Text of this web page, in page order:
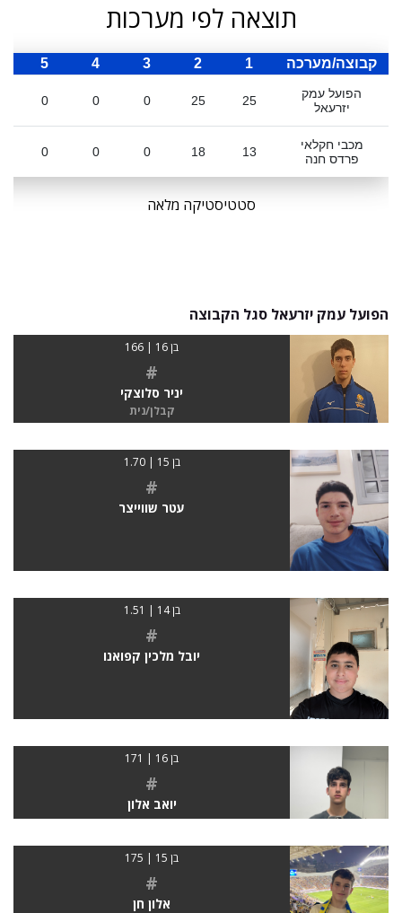
תוצאה לפי מערכות
קבוצה/מערכה 1
2
3
4
5
הפועל עמק
יזרעאל
25
25
0
0
0
מכבי חקלאי
פרדס חנה
13
18
0
0
0
סטטיסטיקה מלאה
הפועל עמק יזרעאל סגל הקבוצה
בן 16 | 166
#
יניר סלוצקי
קבלן/נית
בן 15 | 1.70
#
עטר שווייצר
בן 14 | 1.51
#
יובל מלכין קפואנו
בן 16 | 171
#
יואב אלון
בן 15 | 175
#
אלון חן